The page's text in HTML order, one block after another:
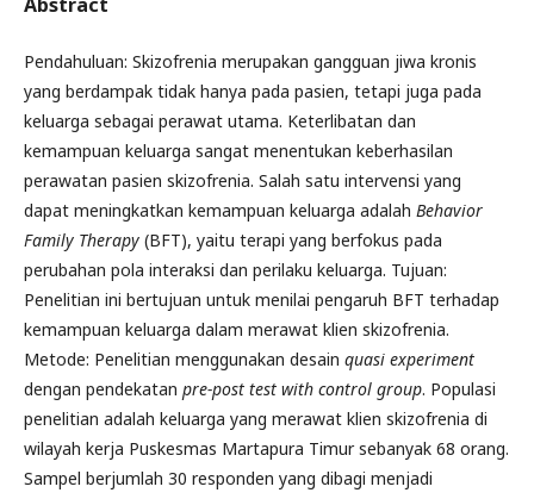
Pendahuluan: Skizofrenia merupakan gangguan jiwa kronis
yang berdampak tidak hanya pada pasien, tetapi juga pada
keluarga sebagai perawat utama. Keterlibatan dan
kemampuan keluarga sangat menentukan keberhasilan
perawatan pasien skizofrenia. Salah satu intervensi yang
dapat meningkatkan kemampuan keluarga adalah Behavior
Family Therapy (BFT), yaitu terapi yang berfokus pada
perubahan pola interaksi dan perilaku keluarga. Tujuan:
Penelitian ini bertujuan untuk menilai pengaruh BFT terhadap
kemampuan keluarga dalam merawat klien skizofrenia.
Metode: Penelitian menggunakan desain quasi experiment
dengan pendekatan pre-post test with control group. Populasi
penelitian adalah keluarga yang merawat klien skizofrenia di
wilayah kerja Puskesmas Martapura Timur sebanyak 68 orang.
Sampel berjumlah 30 responden yang dibagi menjadi